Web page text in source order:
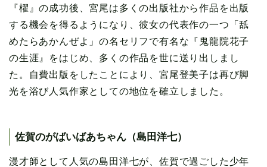
『櫂』の成功後、宮尾は多くの出版社から作品を出版
する機会を得るようになり、彼女の代表作の一つ「舐
めたらあかんぜよ」の名セリフで有名な『鬼龍院花子
の生涯』をはじめ、多くの作品を世に送り出しまし
た。自費出版をしたことにより、宮尾登美子は再び脚
光を浴び人気作家としての地位を確立しました。
佐賀のがばいばあちゃん（島田洋七）
漫才師として人気の島田洋七が、佐賀で過ごした少年